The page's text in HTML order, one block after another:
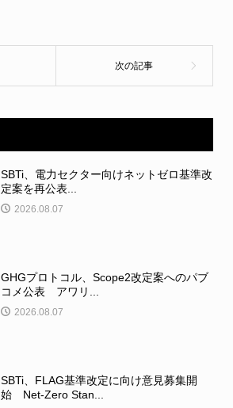
SBTi、電力セクター向けネットゼロ基準改
定案を再公表...
2026.08.07
GHGプロトコル、Scope2改定案へのパブ
コメ公表 アワリ...
2026.08.07
SBTi、FLAG基準改定に向け意見募集開
始 Net-Zero Stan...